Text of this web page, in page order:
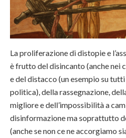
La proliferazione di distopie e
è frutto del disincanto (anche nei
e del distacco (un esempio su tutti
politica), della rassegnazione,
migliore e dell’impossibilità a
disinformazione ma soprattutto
(anche se non ce ne accorgiamo